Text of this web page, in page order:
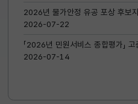
2026년 물가안정 유공 포상 후보
2026-07-22
「2026년 민원서비스 종합평가」
2026-07-14